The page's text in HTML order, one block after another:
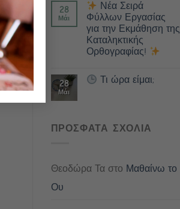
28
Μάι
Νέα Σειρά
Φύλλων Εργασίας
για την Εκμάθηση της
Καταληκτικής
Ορθογραφίας!
28
Μάι
Τι ώρα είμαι;
ΠΡΟΣΦΑΤΑ ΣΧΟΛΙΑ
Θεοδώρα Ταστο Μαθαίνω το
Ου